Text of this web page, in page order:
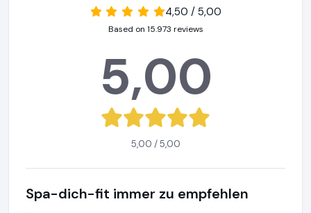
4,50 / 5,00
Based on 15.973 reviews
5,00
5,00 / 5,00
Spa-dich-fit immer zu empfehlen